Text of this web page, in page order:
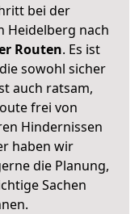
bei der
Heidelberg nach
Routen. Es ist
sowohl sicher
auch ratsam,
frei von
Hindernissen
haben wir
die Planung,
Sachen